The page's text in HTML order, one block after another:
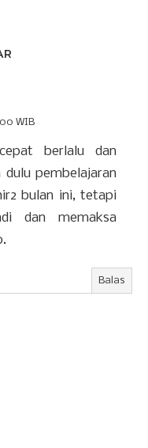
WIB
berlalu dan
pembelajaran
bulan ini, tetapi
dan memaksa
Balas